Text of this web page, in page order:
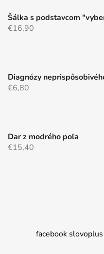
Šálka s podstavcom
€16,90
Diagnózy
€6,80
Dar z modrého poľa
€15,40
facebook slovoplus